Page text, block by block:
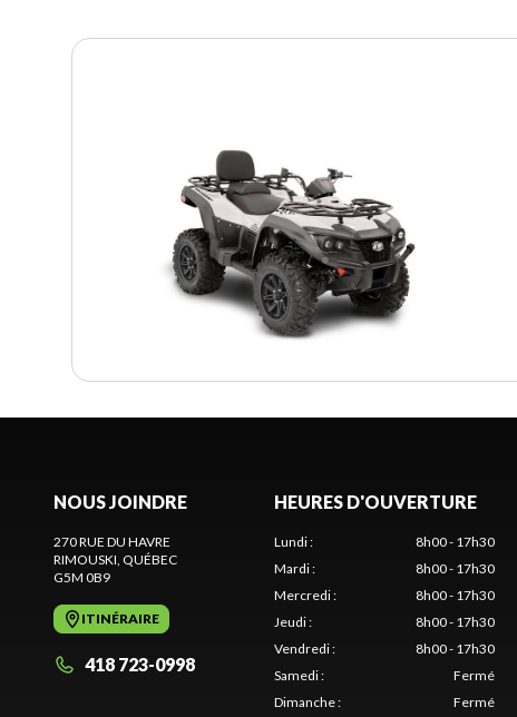
NOUS JOINDRE
270 RUE DU HAVRE
RIMOUSKI, QUÉBEC
G5M 0B9
ITINÉRAIRE
418 723-0998
HEURES D'OUVERTURE
Lundi:
8h00 - 17h30
Mardi:
8h00 - 17h30
Mercredi:
8h00 - 17h30
Jeudi:
8h00 - 17h30
Vendredi:
8h00 - 17h30
Samedi:
Fermé
Dimanche: Fermé